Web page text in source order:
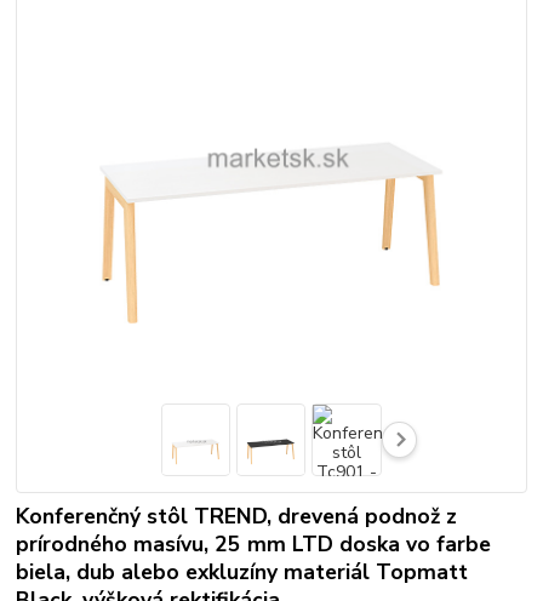
Konferenčný stôl TREND, drevená podnož z
prírodného masívu, 25 mm LTD doska vo farbe
biela, dub alebo exkluzíny materiál Topmatt